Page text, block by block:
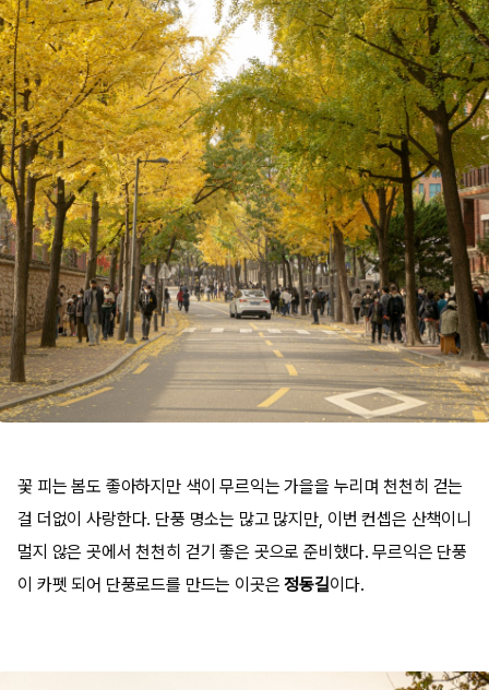
꽃 피는 봄도 좋아하지만 색이 무르익는 가을을 누리며 천천히 걷는
걸 더없이 사랑한다. 단풍 명소는 많고 많지만, 이번 컨셉은 산책이니
멀지 않은 곳에서 천천히 걷기 좋은 곳으로 준비했다. 무르익은 단풍
이 카펫 되어 단풍로드를 만드는 이곳은정동길이다.